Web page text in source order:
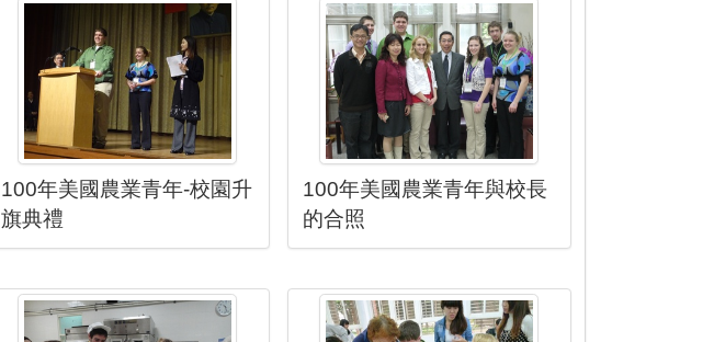
100年美國農業青年-校園升
旗典禮
100年美國農業青年與校長
的合照